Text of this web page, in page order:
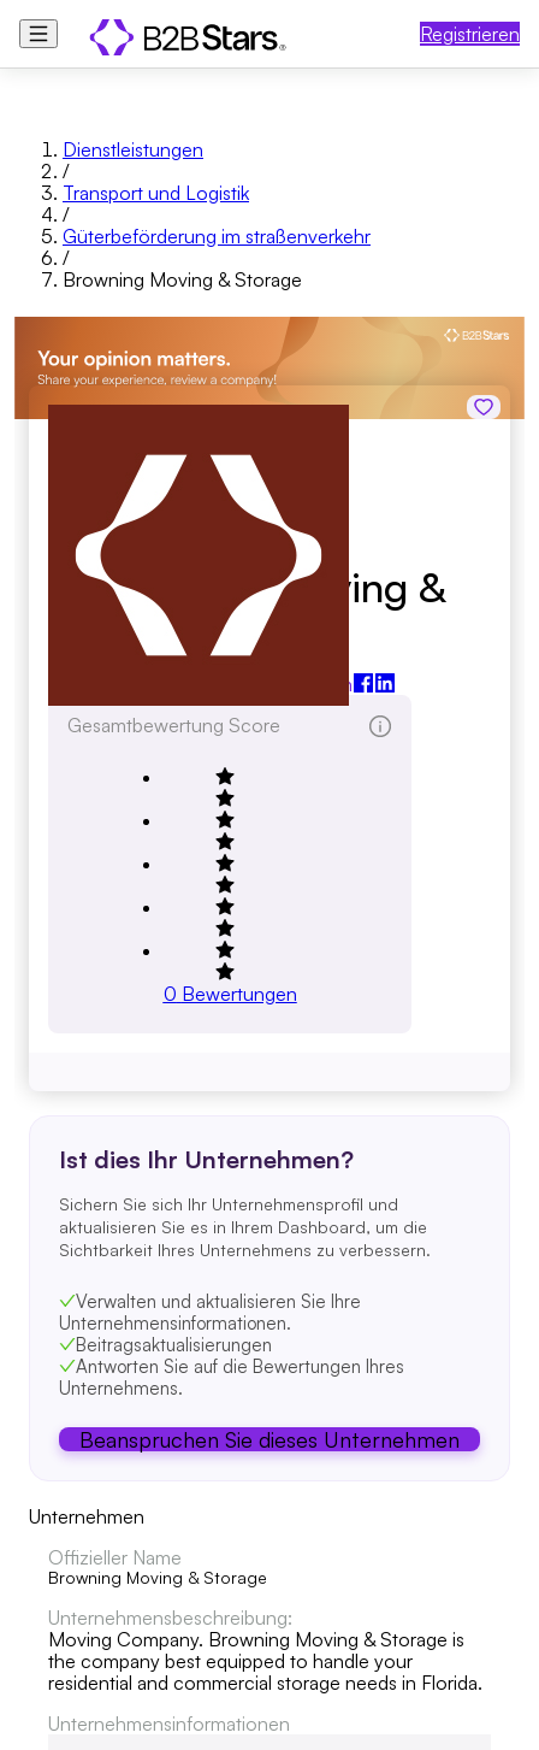
Registrieren
Dienstleistungen
/
Transport und Logistik
/
Güterbeförderung im straßenverkehr
/
Browning Moving & Storage
Browning Moving &
Storage
browningmoving.com
Gesamtbewertung Score
0 Bewertungen
Ist dies Ihr Unternehmen?
Sichern Sie sich Ihr Unternehmensprofil und
aktualisieren Sie es in Ihrem Dashboard, um die
Sichtbarkeit Ihres Unternehmens zu verbessern.
Verwalten und aktualisieren Sie Ihre
Unternehmensinformationen.
Beitragsaktualisierungen
Antworten Sie auf die Bewertungen Ihres
Unternehmens.
Beanspruchen Sie dieses Unternehmen
Unternehmen
Offizieller Name
Browning Moving & Storage
Unternehmensbeschreibung:
Moving Company. Browning Moving & Storage is
the company best equipped to handle your
residential and commercial storage needs in Florida.
Unternehmensinformationen